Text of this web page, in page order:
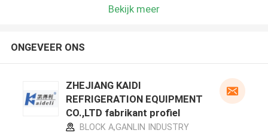
Bekijk meer
ONGEVEER ONS
ZHEJIANG KAIDI
REFRIGERATION EQUIPMENT
CO.,LTD fabrikant profiel
BLOCK A,GANLIN INDUSTRY